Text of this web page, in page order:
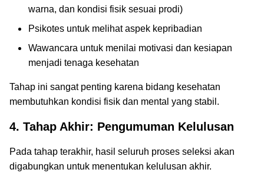
warna, dan kondisi fisik sesuai prodi)
Psikotes untuk melihat aspek kepribadian
Wawancara untuk menilai motivasi dan kesiapan
menjadi tenaga kesehatan
Tahap ini sangat penting karena bidang kesehatan
membutuhkan kondisi fisik dan mental yang stabil.
4. Tahap Akhir: Pengumuman Kelulusan
Pada tahap terakhir, hasil seluruh proses seleksi akan
digabungkan untuk menentukan kelulusan akhir.